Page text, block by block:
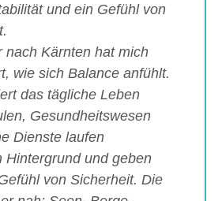
und ein Gefühl von
nach Kärnten hat mich
wie sich Balance anfühlt.
das tägliche Leben
Gesundheitswesen
Dienste laufen
Hintergrund und geben
von Sicherheit. Die